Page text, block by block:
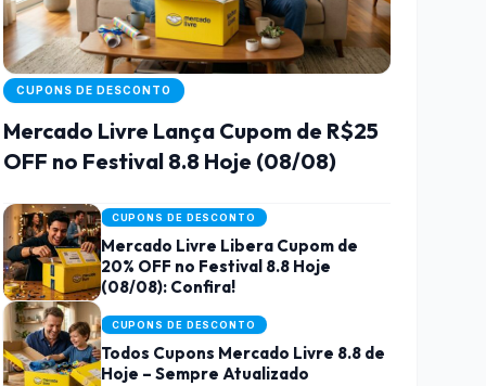
CUPONS DE DESCONTO
Mercado Livre Lança Cupom de R$25
OFF no Festival 8.8 Hoje (08/08)
CUPONS DE DESCONTO
Mercado Livre Libera Cupom de
20% OFF no Festival 8.8 Hoje
(08/08): Confira!
CUPONS DE DESCONTO
Todos Cupons Mercado Livre 8.8 de
Hoje – Sempre Atualizado